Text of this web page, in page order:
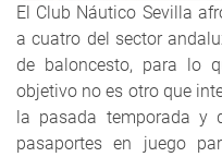
El Club Náutico Sevilla
a cuatro del sector
de baloncesto, para lo
objetivo no es otro que
la pasada temporada y
pasaportes en juego